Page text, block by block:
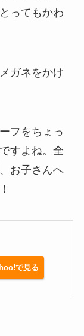
ってもかわ
ガネをかけ
フをちょっ
すよね。全
お子さんへ
で見る